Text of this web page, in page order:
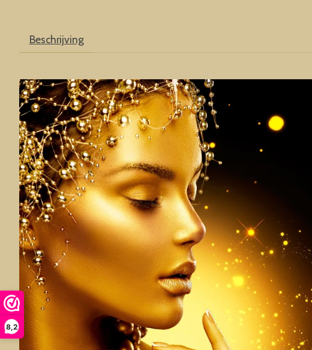
8,2
Beschrijving